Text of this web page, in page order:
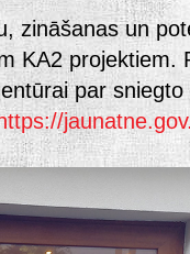
zināšanas un
KA2 projektiem.
par sniegto